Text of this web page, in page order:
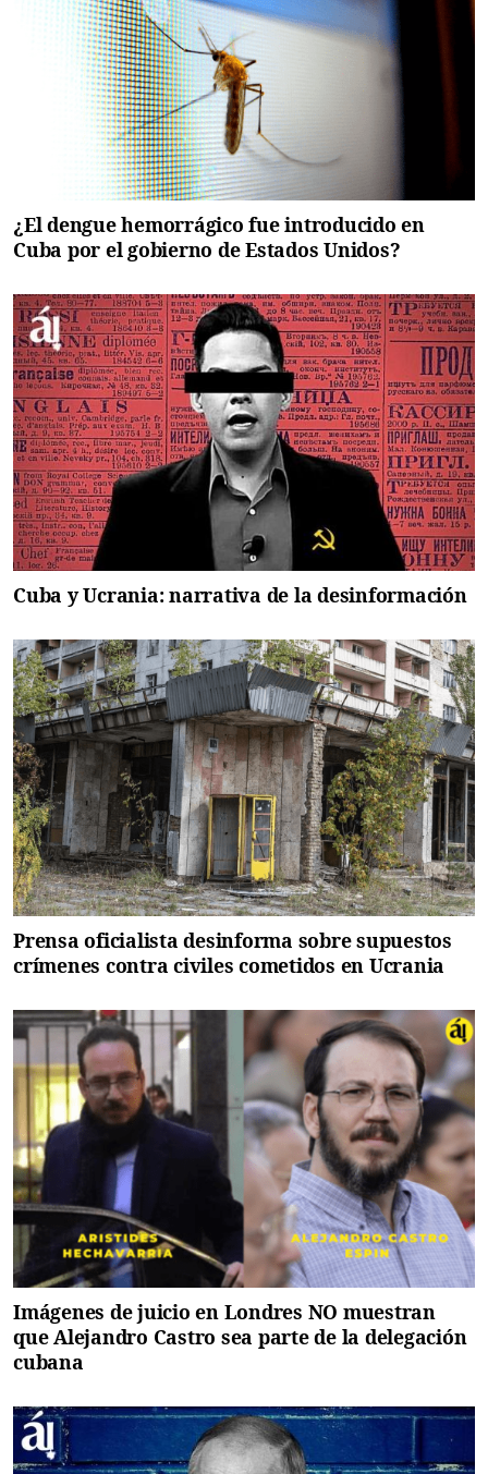
¿El dengue hemorrágico fue introducido en
Cuba por el gobierno de Estados Unidos?
Cuba y Ucrania: narrativa de la desinformación
Prensa oficialista desinforma sobre supuestos
crímenes contra civiles cometidos en Ucrania
Imágenes de juicio en Londres NO muestran
que Alejandro Castro sea parte de la delegación
cubana